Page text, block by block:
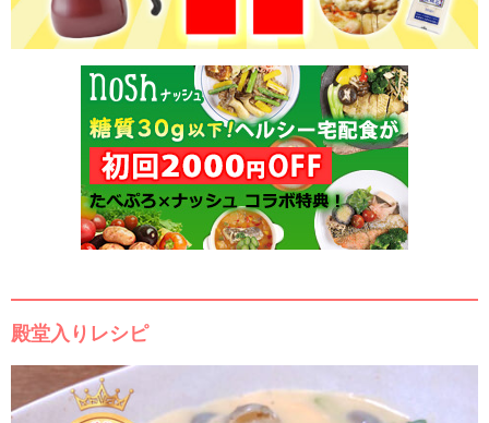
殿堂入りレシピ